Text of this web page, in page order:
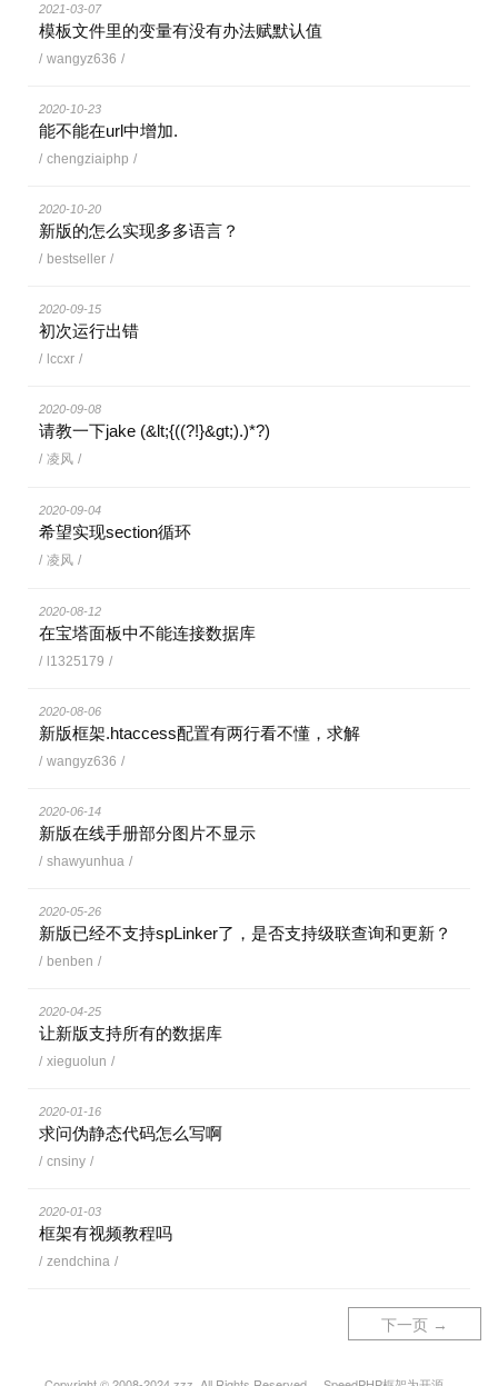
2021-03-07
模板文件里的变量有没有办法赋默认值
/ wangyz636 /
2020-10-23
能不能在url中增加.
/ chengziaiphp /
2020-10-20
新版的怎么实现多多语言？
/ bestseller /
2020-09-15
初次运行出错
/ lccxr /
2020-09-08
请教一下jake (&lt;{((?!}&gt;).)*?)
/ 凌风 /
2020-09-04
希望实现section循环
/ 凌风 /
2020-08-12
在宝塔面板中不能连接数据库
/ l1325179 /
2020-08-06
新版框架.htaccess配置有两行看不懂，求解
/ wangyz636 /
2020-06-14
新版在线手册部分图片不显示
/ shawyunhua /
2020-05-26
新版已经不支持spLinker了，是否支持级联查询和更新？
/ benben /
2020-04-25
让新版支持所有的数据库
/ xieguolun /
2020-01-16
求问伪静态代码怎么写啊
/ cnsiny /
2020-01-03
框架有视频教程吗
/ zendchina /
下一页 →